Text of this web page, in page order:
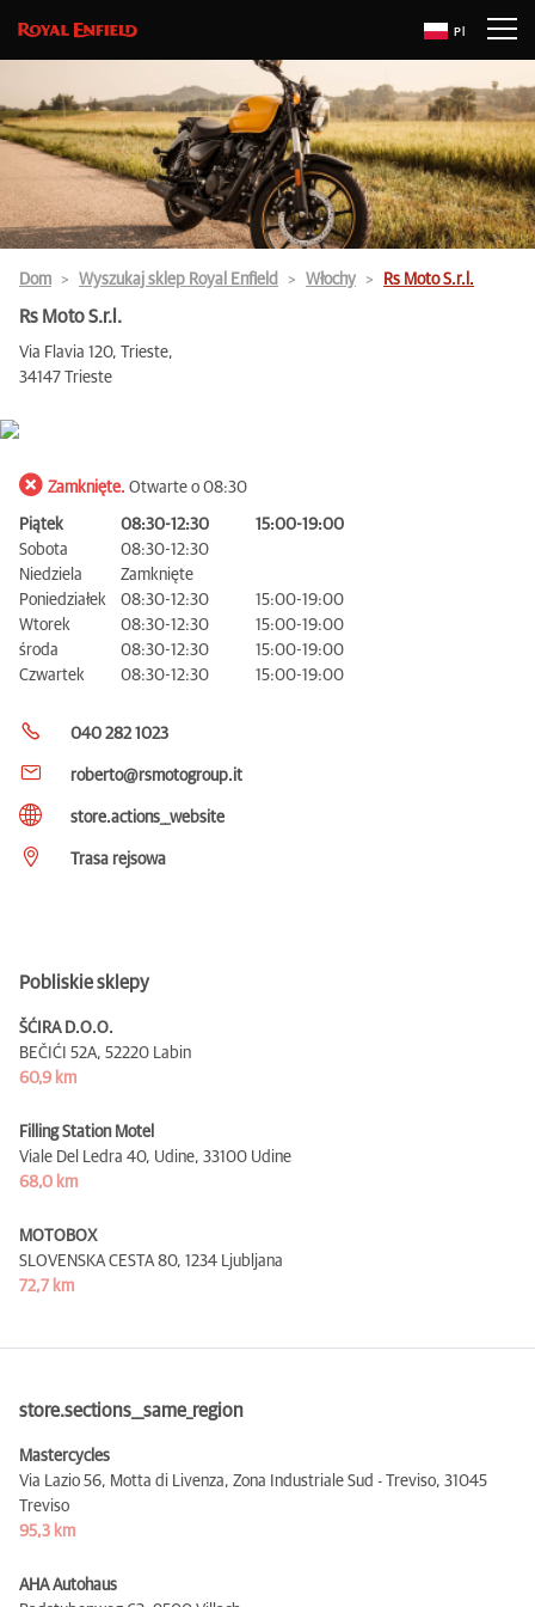
Pl
Dom Wyszukaj sklep Royal Enfield Włochy Rs Moto S.r.l.
Rs Moto S.r.l.
Via Flavia 120, Trieste,
34147 Trieste
Zamknięte. Otwarte o 08:30
Piątek 08:30-12:30
15:00-19:00
Sobota
08:30-12:30
Niedziela
Zamknięte
Poniedziałek
08:30-12:30
15:00-19:00
Wtorek
08:30-12:30
15:00-19:00
środa
08:30-12:30
15:00-19:00
Czwartek
08:30-12:30 15:00-19:00
040 282 1023
roberto@rsmotogroup.it
store.actions__website
Trasa rejsowa
Pobliskie sklepy
ŠĆIRA D.O.O.
BEČIĆI 52A, 52220 Labin
60,9 km
Filling Station Motel
Viale Del Ledra 40, Udine, 33100 Udine
68,0 km
MOTOBOX
SLOVENSKA CESTA 80, 1234 Ljubljana
72,7 km
store.sections__same_region
Mastercycles
Via Lazio 56, Motta di Livenza, Zona Industriale Sud - Treviso, 31045
Treviso
95,3 km
AHA Autohaus